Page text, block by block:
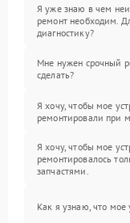
Я уже знаю в чем
ремонт необходим.
диагностику?
Мне нужен срочный
сделать?
Я хочу, чтобы мое
ремонтировали при
Я хочу, чтобы мое
ремонтировалось
запчастями.
Как я узнаю, что мое